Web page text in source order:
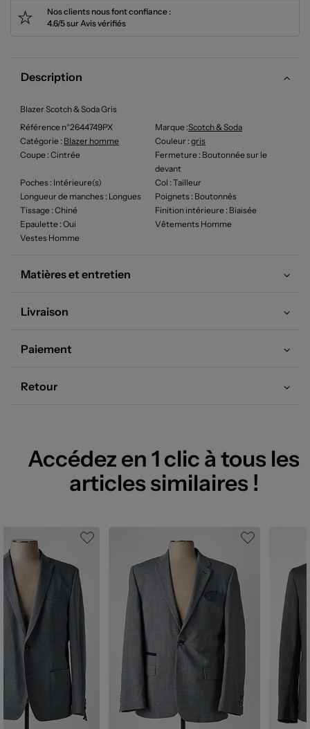
Nos clients nous font confiance :
4.6/5 sur Avis vérifiés
Description
Blazer Scotch & Soda Gris
Référence n°2644749PX
Marque :Scotch & Soda
Catégorie : Blazer homme Couleur : gris
Coupe : Cintrée Fermeture : Boutonnée sur le
devant
Poches : Intérieure(s) Col : Tailleur
Longueur de manches : Longues Poignets : Boutonnés
Tissage : Chiné Finition intérieure : Biaisée
Epaulette : Oui
Vêtements Homme
Vestes Homme
Matières et entretien
Livraison
Paiement
Retour
Accédez en 1 clic à tous les
articles similaires !